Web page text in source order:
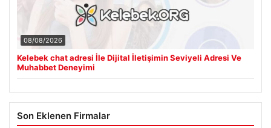
08/08/2026
Kelebek chat adresi İle Dijital İletişimin Seviyeli Adresi Ve
Muhabbet Deneyimi
Son Eklenen Firmalar